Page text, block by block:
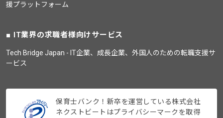
援プラットフォーム
IT業界の求職者様向けサービス
Tech Bridge Japan - IT企業、成長企業、外国人のための転職支援サ
ービス
保育士バンク！新卒を運営している株式会社
ネクストビートはプライバシーマークを取得